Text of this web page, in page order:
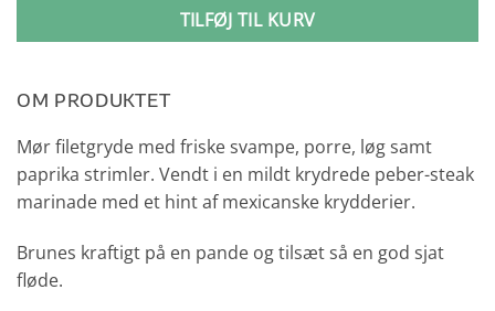
TILFØJ TIL KURV
OM PRODUKTET
Mør filetgryde med friske svampe, porre, løg samt
paprika strimler. Vendt i en mildt krydrede peber-steak
marinade med et hint af mexicanske krydderier.
Brunes kraftigt på en pande og tilsæt så en god sjat
fløde.